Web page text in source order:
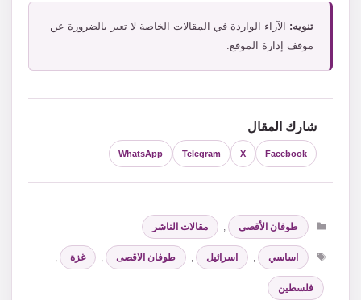
تنويه: الآراء الواردة في المقالات الخاصة لا تعبر بالضرورة عن
موقف إدارة الموقع.
شارك المقال
Facebook
X
Telegram
WhatsApp
التصنيفات
طوفان الأقصى
مقالات الناشر
الوسوم
اساسي اسرائيل طوفان الاقصى غزة
فلسطين